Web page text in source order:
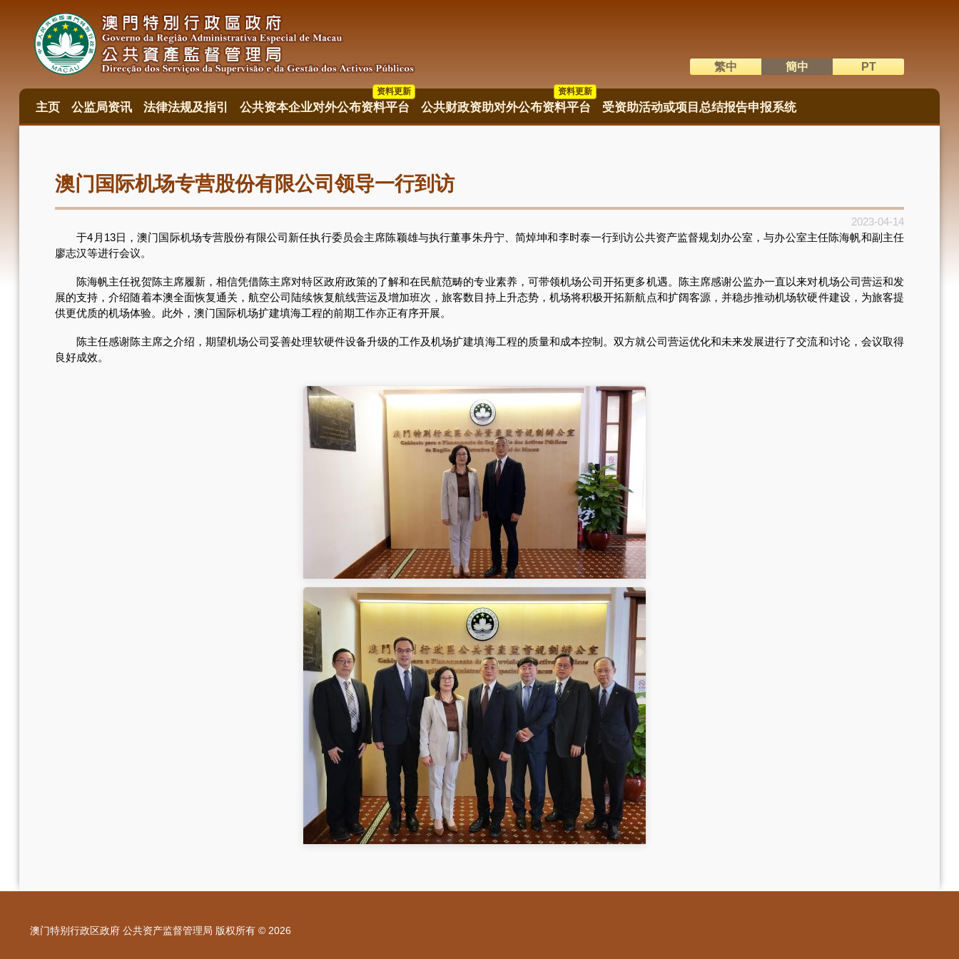
語系切換
繁中 簡中 PT
目
主页 公监局资讯 法律法规及指引 公共资本企业对外公布资料平台
资料更新
公共财政资助对外公布资料平台
资料更新
资料更新
受资助活动或项目总结报告申报系统
澳门国际机场专营股份有限公司领导一行到访
2023-04-14
于4月13日，澳门国际机场专营股份有限公司新任执行委员会主席陈颖雄与执行董事朱丹宁、简焯坤和李时泰一行到访公共资产监督规划办公室，与办公室主任陈海帆和副主任
廖志汉等进行会议。
陈海帆主任祝贺陈主席履新，相信凭借陈主席对特区政府政策的了解和在民航范畴的专业素养，可带领机场公司开拓更多机遇。陈主席感谢公监办一直以来对机场公司营运和发
展的支持，介绍随着本澳全面恢复通关，航空公司陆续恢复航线营运及增加班次，旅客数目持上升态势，机场将积极开拓新航点和扩阔客源，并稳步推动机场软硬件建设，为旅客提
供更优质的机场体验。此外，澳门国际机场扩建填海工程的前期工作亦正有序开展。
陈主任感谢陈主席之介绍，期望机场公司妥善处理软硬件设备升级的工作及机场扩建填海工程的质量和成本控制。双方就公司营运优化和未来发展进行了交流和讨论，会议取得
良好成效。
澳门特别行政区政府 公共资产监督管理局 版权所有 © 2026